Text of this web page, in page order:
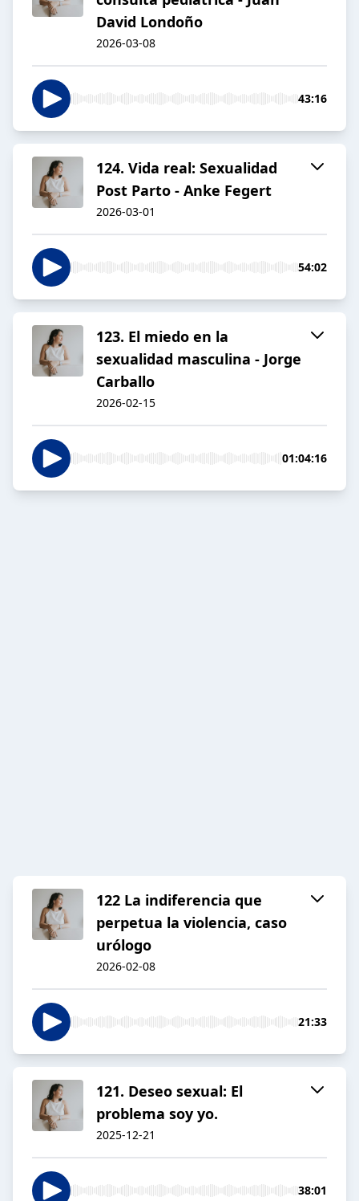
David Londoño
2026-03-08
43:16
124. Vida real: Sexualidad
Post Parto - Anke Fegert
2026-03-01
54:02
123. El miedo en la
sexualidad masculina - Jorge
Carballo
2026-02-15
01:04:16
122 La indiferencia que
perpetua la violencia, caso
urólogo
2026-02-08
21:33
121. Deseo sexual: El
problema soy yo.
2025-12-21
38:01